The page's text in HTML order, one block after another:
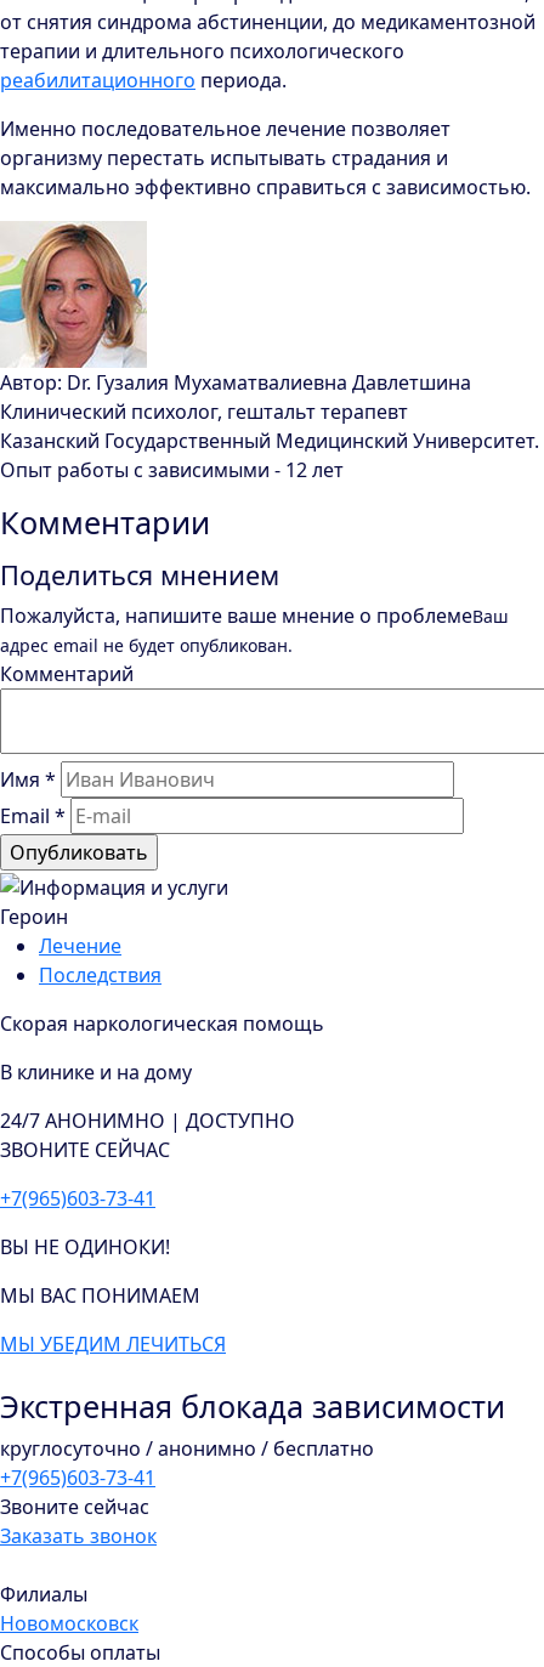
от снятия синдрома абстиненции, до медикаментозной
терапии и длительного психологического
реабилитационного периода.
Именно последовательное лечение позволяет
организму перестать испытывать страдания и
максимально эффективно справиться с зависимостью.
Автор: Dr. Гузалия Мухаматвалиевна Давлетшина
Клинический психолог, гештальт терапевт
Казанский Государственный Медицинский Университет.
Опыт работы с зависимыми - 12 лет
Комментарии
Поделиться мнением
Пожалуйста, напишите ваше мнение о проблемеВаш
адрес email не будет опубликован.
Комментарий
Имя *
Email *
Героин
Лечение
Последствия
Скорая наркологическая помощь
В клинике и на дому
24/7АНОНИМНО | ДОСТУПНО
ЗВОНИТЕ СЕЙЧАС
+7(965)603-73-41
ВЫ НЕ ОДИНОКИ!
МЫ ВАС ПОНИМАЕМ
МЫ УБЕДИМ ЛЕЧИТЬСЯ
Экстренная блокада зависимости
круглосуточно / анонимно / бесплатно
+7(965)603-73-41
Звоните сейчас
Заказать звонок
Филиалы
Новомосковск
Способы оплаты